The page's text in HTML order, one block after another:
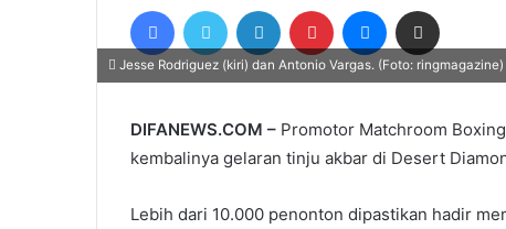
email
FacebookTwitter LinkedIn Pinterest Messenger
Jesse Rodriguez (kiri) dan Antonio Vargas. (Foto: ringmagazine)
DIFANEWS.COM – Promotor Matchroom
kembalinya gelaran tinju akbar di Desert
Lebih dari 10.000 penonton dipastikan hadir